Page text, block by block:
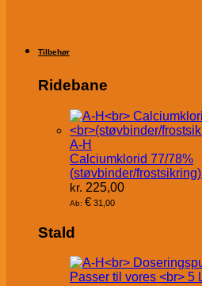
Tilbehør
Ridebane
A-H
Calciumklorid 77/78%
(støvbinder/frostsikring)
kr. 225,00
Ab: € 31,00
Stald